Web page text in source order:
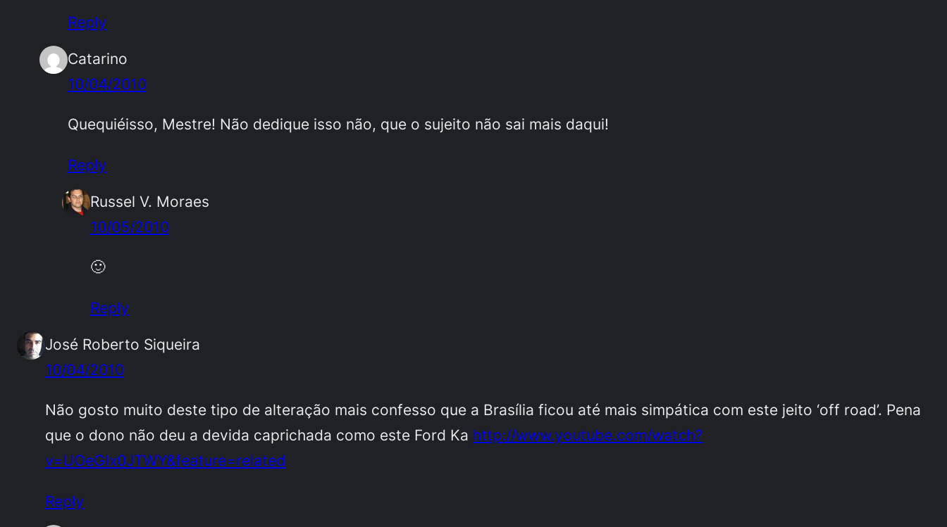
Reply
Catarino
10/04/2010
Quequiéisso, Mestre! Não dedique isso não, que o sujeito não sai mais daqui!
Reply
Russel V. Moraes
10/05/2010
🙂
Reply
José Roberto Siqueira
10/04/2010
Não gosto muito deste tipo de alteração mais confesso que a Brasília ficou até mais simpática com este jeito ‘off road’. Pena
que o dono não deu a devida caprichada como este Ford Ka http://www.youtube.com/watch?
v=UOeGIx0JTWY&feature=related
Reply